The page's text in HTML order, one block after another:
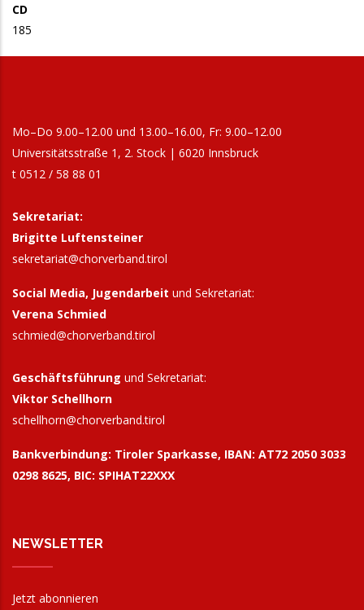
CD
185
Mo–Do 9.00–12.00 und 13.00–16.00, Fr: 9.00–12.00
Universitätsstraße 1, 2. Stock | 6020 Innsbruck
t 0512 / 58 88 01
Sekretariat:
Brigitte Luftensteiner
sekretariat@chorverband.tirol
Social Media, Jugendarbeit und Sekretariat:
Verena Schmied
schmied@chorverband.tirol
Geschäftsführung und Sekretariat:
Viktor Schellhorn
schellhorn@chorverband.tirol
Bankverbindung: Tiroler Sparkasse, IBAN: AT72 2050 3033
0298 8625, BIC: SPIHAT22XXX
NEWSLETTER
Jetzt abonnieren